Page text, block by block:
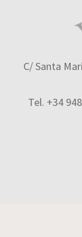
C/ Santa
Tel. +34